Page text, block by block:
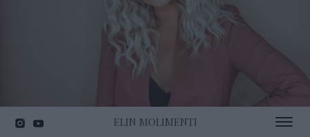
ELIN MOLIMENTI Toggle